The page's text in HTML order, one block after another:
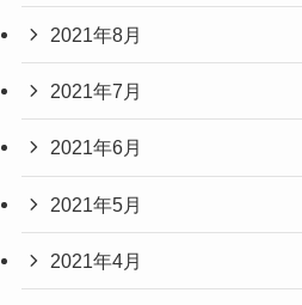
2021年8月
2021年7月
2021年6月
2021年5月
2021年4月